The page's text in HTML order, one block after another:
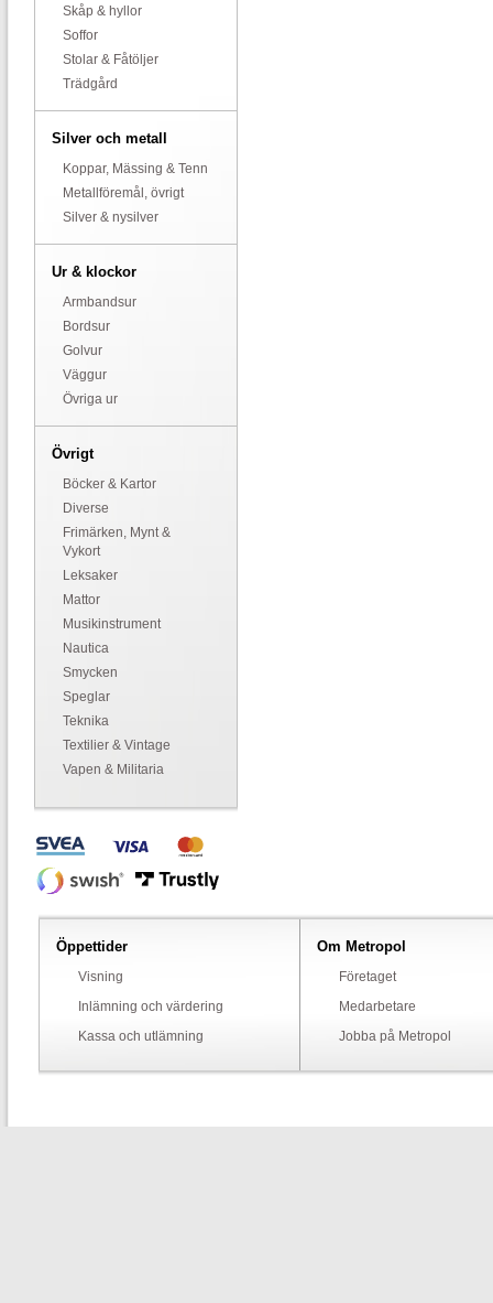
Skåp & hyllor
Soffor
Stolar & Fåtöljer
Trädgård
Silver och metall
Koppar, Mässing & Tenn
Metallföremål, övrigt
Silver & nysilver
Ur & klockor
Armbandsur
Bordsur
Golvur
Väggur
Övriga ur
Övrigt
Böcker & Kartor
Diverse
Frimärken, Mynt &
Vykort
Leksaker
Mattor
Musikinstrument
Nautica
Smycken
Speglar
Teknika
Textilier & Vintage
Vapen & Militaria
Öppettider
Visning
Inlämning och värdering
Kassa och utlämning
Om Metropol
Företaget
Medarbetare
Jobba på Metropol